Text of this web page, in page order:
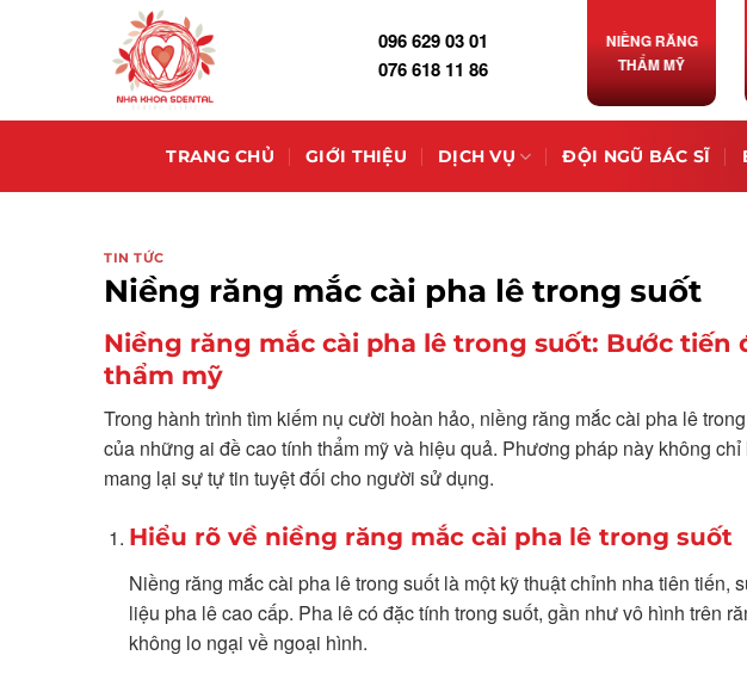
096 629 03 01
076 618 11 86
NIỀNG RĂNG
THẨM MỸ
TRANG CHỦ GIỚI THIỆU DỊCH VỤ ĐỘI NGŨ BÁC SĨ
TIN TỨC
Niềng răng mắc cài pha lê trong suốt
Niềng răng mắc cài pha lê trong suốt: Bước
thẩm mỹ
Trong hành trình tìm kiếm nụ cười hoàn hảo, niềng răng mắc cài pha lê
của những ai đề cao tính thẩm mỹ và hiệu quả. Phương pháp này không
mang lại sự tự tin tuyệt đối cho người sử dụng.
Hiểu rõ về niềng răng mắc cài pha lê trong suốt
Niềng răng mắc cài pha lê trong suốt là một kỹ thuật chỉnh nha tiên tiến,
liệu pha lê cao cấp. Pha lê có đặc tính trong suốt, gần như vô hình trên
không lo ngại về ngoại hình.